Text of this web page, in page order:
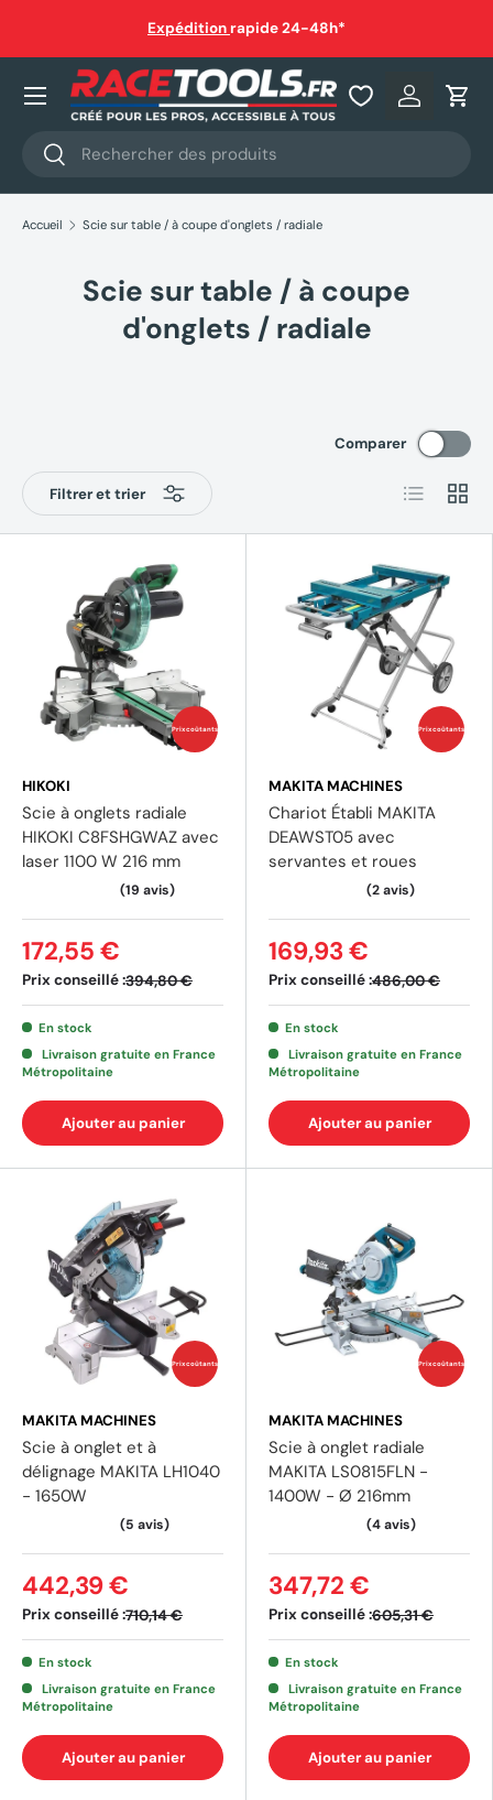
Aller au contenu
Expédition rapide 24-48h*
Recherche
Rechercher
Se
Nos produits
Accueil Scie sur table / à coupe d'onglets / radiale
Scie sur table / à coupe
d'onglets / radiale
Filtrer et trier
Comparer
Liste Grille
Prix coûtants
HIKOKI
Scie à onglets radiale
HIKOKI C8FSHGWAZ avec
laser 1100 W 216 mm
(19 avis)
Prix conseillé :394,80 €
172,55 €
En stock
Livraison gratuite en France
Métropolitaine
Ajouter au panier
Prix coûtants
MAKITA MACHINES
Chariot Établi MAKITA
DEAWST05 avec
servantes et roues
(2
Prix conseillé :486,00 €
169,93 €
En stock
Livraison gratuite en France
Métropolitaine
Ajouter au panier
Prix coûtants
MAKITA MACHINES
Scie à onglet et à
délignage MAKITA LH1040
- 1650W
Prix conseillé :710,14 €
442,39 €
En stock
Livraison gratuite en France
Métropolitaine
Ajouter au panier
Prix coûtants
MAKITA MACHINES
Scie à onglet radiale
MAKITA LS0815FLN -
1400W - Ø 216mm
Prix conseillé :605,31 €
347,72 €
En stock
Livraison gratuite en France
Métropolitaine
Ajouter au panier